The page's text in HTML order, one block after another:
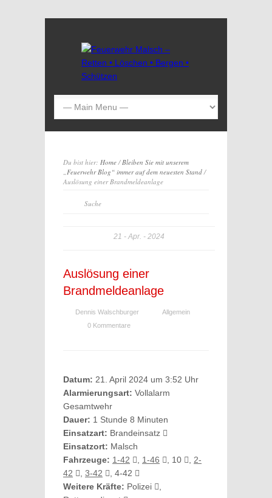
Du bist hier: Home/Bleiben Sie mit unserem
„Feuerwehr Blog“ immer auf dem neuesten Stand/
Auslösung einer Brandmeldeanlage
21 Apr. 2024
Auslösung einer
Brandmeldeanlage
Dennis Walschburger
Allgemein
0 Kommentare
Datum: 21. April 2024 um 3:52 Uhr
Alarmierungsart: Vollalarm
Gesamtwehr
Dauer: 1 Stunde 8 Minuten
Einsatzart: Brandeinsatz
Einsatzort: Malsch
Fahrzeuge: 1-42 1-46 , 10
2-
42
3-42
, 4-42
Weitere Kräfte: Polizei